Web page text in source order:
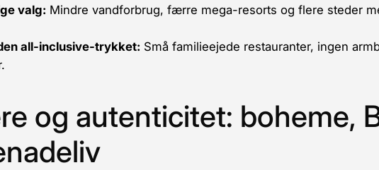
valg: Mindre vandforbrug, færre mega-resorts og flere steder
all-inclusive-trykket: Små familieejede restauranter, ingen
og autenticitet: boheme,